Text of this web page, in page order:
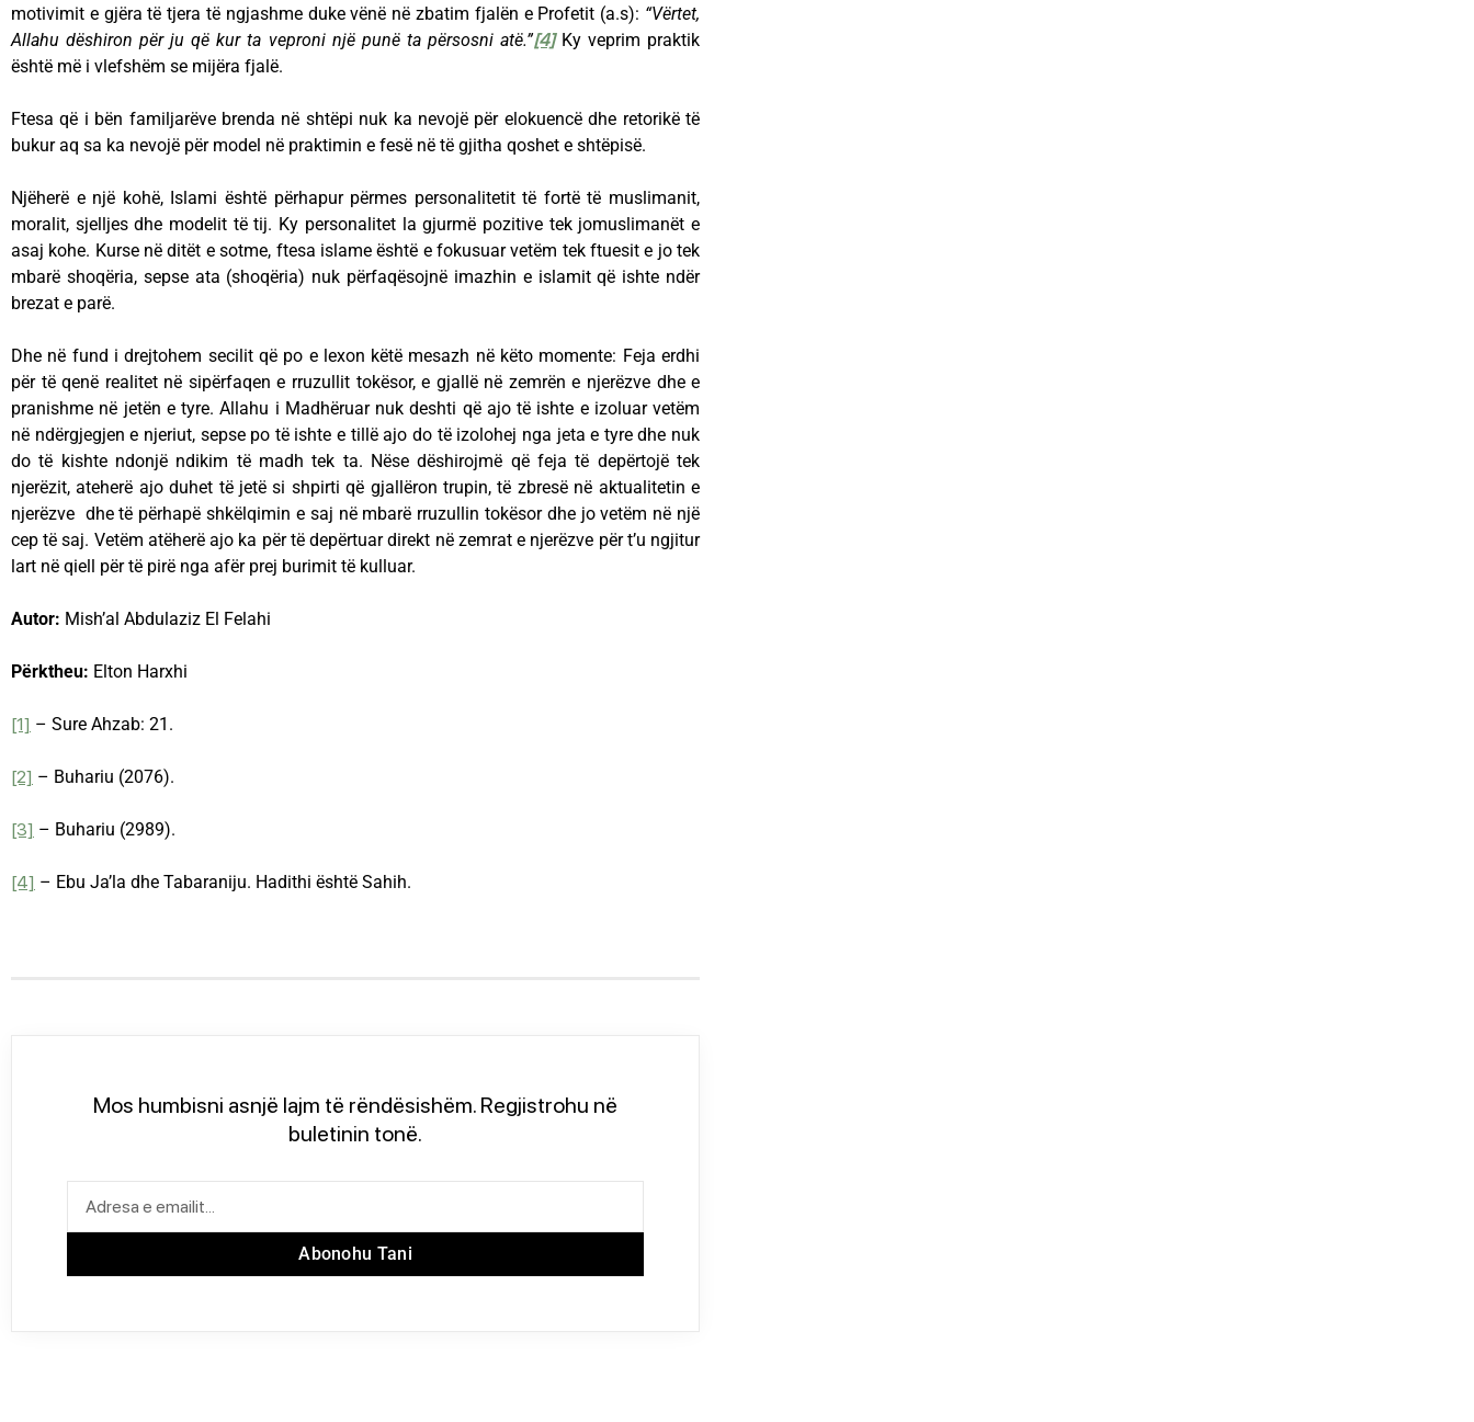
motivimit e gjëra të tjera të ngjashme duke vënë në zbatim fjalën e Profetit (a.s): “Vërtet,
Allahu dëshiron për ju që kur ta veproni një punë ta përsosni atë.”[4]Ky veprim praktik
është më i vlefshëm se mijëra fjalë.
Ftesa që i bën familjarëve brenda në shtëpi nuk ka nevojë për elokuencë dhe retorikë të
bukur aq sa ka nevojë për model në praktimin e fesë në të gjitha qoshet e shtëpisë.
Njëherë e një kohë, Islami është përhapur përmes personalitetit të fortë të muslimanit,
moralit, sjelljes dhe modelit të tij. Ky personalitet la gjurmë pozitive tek jomuslimanët e
asaj kohe. Kurse në ditët e sotme, ftesa islame është e fokusuar vetëm tek ftuesit e jo tek
mbarë shoqëria, sepse ata (shoqëria) nuk përfaqësojnë imazhin e islamit që ishte ndër
brezat e parë.
Dhe në fund i drejtohem secilit që po e lexon këtë mesazh në këto momente: Feja erdhi
për të qenë realitet në sipërfaqen e rruzullit tokësor, e gjallë në zemrën e njerëzve dhe e
pranishme në jetën e tyre. Allahu i Madhëruar nuk deshti që ajo të ishte e izoluar vetëm
në ndërgjegjen e njeriut, sepse po të ishte e tillë ajo do të izolohej nga jeta e tyre dhe nuk
do të kishte ndonjë ndikim të madh tek ta. Nëse dëshirojmë që feja të depërtojë tek
njerëzit, ateherë ajo duhet të jetë si shpirti që gjallëron trupin, të zbresë në aktualitetin e
njerëzve dhe të përhapë shkëlqimin e saj në mbarë rruzullin tokësor dhe jo vetëm në një
cep të saj. Vetëm atëherë ajo ka për të depërtuar direkt në zemrat e njerëzve për t’u ngjitur
lart në qiell për të pirë nga afër prej burimit të kulluar.
Autor: Mish’al Abdulaziz El Felahi
Përktheu: Elton Harxhi
[1] – Sure Ahzab: 21.
[2] – Buhariu (2076).
[3] – Buhariu (2989).
[4] – Ebu Ja’la dhe Tabaraniju. Hadithi është Sahih.
Mos humbisni asnjë lajm të rëndësishëm. Regjistrohu në
buletinin tonë.
Abonohu Tani